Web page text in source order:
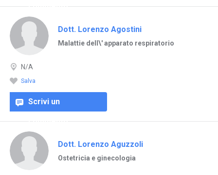
commento
Dott. Lorenzo Agostini
Malattie dell\' apparato respiratorio
N/A
Salva
Scrivi un
commento
Dott. Lorenzo Aguzzoli
Ostetricia e ginecologia